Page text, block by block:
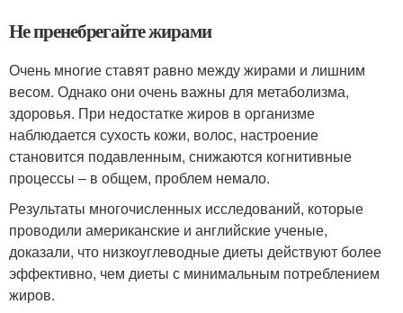
Не пренебрегайте жирами
Очень многие ставят равно между жирами и лишним
весом. Однако они очень важны для метаболизма,
здоровья. При недостатке жиров в организме
наблюдается сухость кожи, волос, настроение
становится подавленным, снижаются когнитивные
процессы – в общем, проблем немало.
Результаты многочисленных исследований, которые
проводили американские и английские ученые,
доказали, что низкоуглеводные диеты действуют более
эффективно, чем диеты с минимальным потреблением
жиров.